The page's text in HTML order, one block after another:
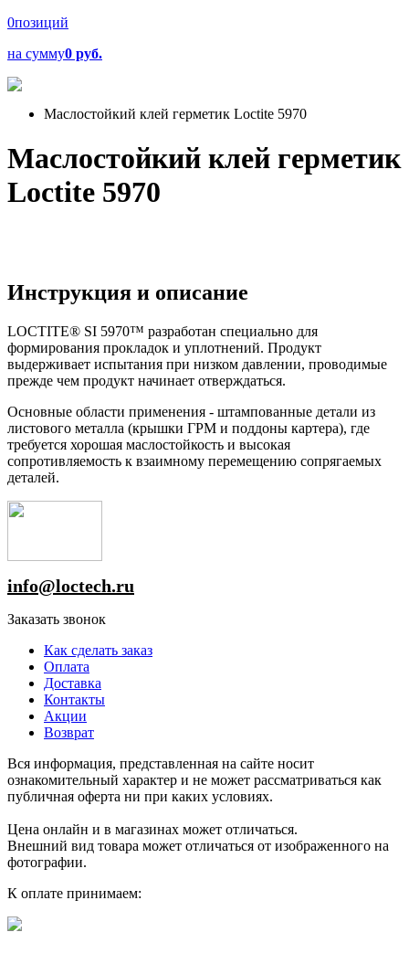
0позиций
на сумму0 руб.
Маслостойкий клей герметик Loctite 5970
Маслостойкий клей герметик
Loctite 5970
Инструкция и описание
LOCTITE® SI 5970™ разработан специально для
формирования прокладок и уплотнений. Продукт
выдерживает испытания при низком давлении, проводимые
прежде чем продукт начинает отверждаться.
Основные области применения - штампованные детали из
листового металла (крышки ГРМ и поддоны картера), где
требуется хорошая маслостойкость и высокая
сопротивляемость к взаимному перемещению сопрягаемых
деталей.
info@loctech.ru
Заказать звонок
Как сделать заказ
Оплата
Доставка
Контакты
Акции
Возврат
Вся информация, представленная на сайте носит
ознакомительный характер и не может рассматриваться как
публичная оферта ни при каких условиях.
Цена онлайн и в магазинах может отличаться.
Внешний вид товара может отличаться от изображенного на
фотографии.
К оплате принимаем: